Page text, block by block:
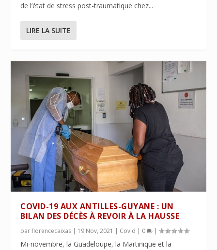
de l’état de stress post-traumatique chez...
LIRE LA SUITE
COVID-19 AUX ANTILLES-GUYANE : UN
BILAN DES DÉCÈS À REVOIR À LA HAUSSE
parflorencecaixas | 19 Nov, 2021 | Covid | 0 |
Mi-novembre, la Guadeloupe, la Martinique et la